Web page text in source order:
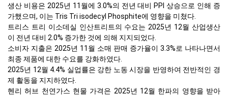
생산 비용은 2025년 11월에 3.0%의 전년 대비 PPI 상승으로 인해 증
가했으며, 이는 Tris Tri isodecyl Phosphite에 영향을 미쳤다.
트리스 트리 이소데실 인산트리트의 수요는 2025년 12월 산업생산
이 전년 대비 2.0% 증가한 것에 의해 지지되었다.
소비자 지출은 2025년 11월 소매 판매 증가율이 3.3%로 나타나면서
최종 제품에 대한 수요를 강화하였다.
2025년 12월 4.4% 실업률은 강한 노동 시장을 반영하여 전반적인 경
제 활동을 지지하였다.
헨리 허브 천연가스 현물 가격은 2025년 12월 한파의 영향을 받아